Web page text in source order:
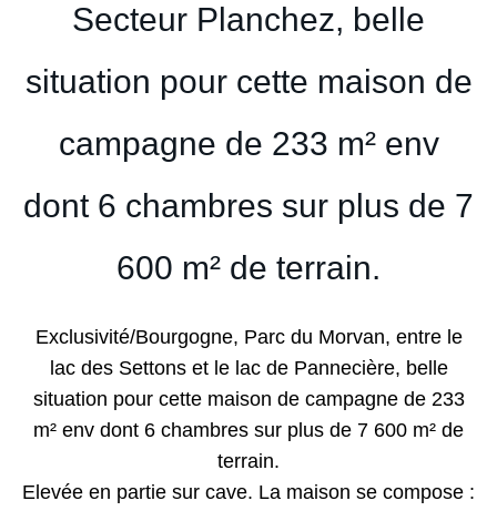
Secteur Planchez, belle
situation pour cette maison de
campagne de 233 m² env
dont 6 chambres sur plus de 7
600 m² de terrain.
Exclusivité/Bourgogne, Parc du Morvan, entre le
lac des Settons et le lac de Pannecière, belle
situation pour cette maison de campagne de 233
m² env dont 6 chambres sur plus de 7 600 m² de
terrain.
Elevée en partie sur cave. La maison se compose :